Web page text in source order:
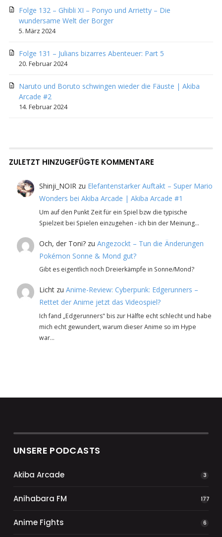
Folge 132 – Ghibli XI – Ponyo und Arrietty – Die
wundersame Welt der Borger
5. März 2024
Folge 131 – Julians bizarres Abenteuer: Part 5
20. Februar 2024
Naruto und Boruto schwingen wieder die Fäuste | Akiba
Arcade #2
14. Februar 2024
ZULETZT HINZUGEFÜGTE KOMMENTARE
Shinji_NOIR zu Elefantenstarker Auftakt – Super Mario
Wonders bei Akiba Arcade | Akiba Arcade #1
Um auf den Punkt Zeit für ein Spiel bzw die typische
Spielzeit bei Spielen einzugehen - ich bin der Meinung…
Och, der Toni? zuAngezockt – Tun die Änderungen
Pokémon Sonne & Mond gut?
Gibt es eigentlich noch Dreierkämpfe in Sonne/Mond?
Licht zuAnime-Review: Cyberpunk: Edgerunners –
Rettet der Anime jetzt das Videospiel?
Ich fand „Edgerunners" bis zur Hälfte echt schlecht und habe
mich echt gewundert, warum dieser Anime so im Hype
war…
UNSERE PODCASTS
Akiba Arcade 3
Anihabara FM 177
Anime Fights 6